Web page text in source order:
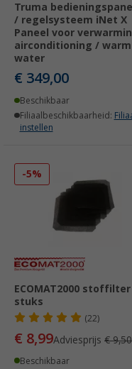
Truma
/ regelsysteem iNet X
Paneel voor
airconditioning / warm
water
€ 349,00
Beschikbaar
Filiaalbeschikbaarheid:
instellen
-5%
ECOMAT2000 stoffilter
stuks
(22)
€ 8,99Adviesprijs € 9,50
Beschikbaar